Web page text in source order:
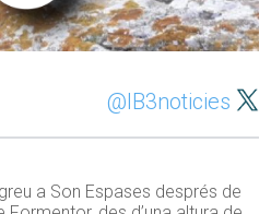
@IB3noticies
a Son Espases després de